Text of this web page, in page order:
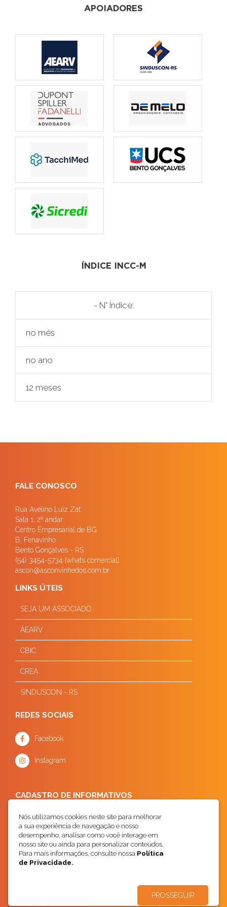
APOIADORES
ÍNDICE INCC-M
- N° Índice:
no mês
no ano
12 meses
FALE CONOSCO
Rua Avelino Luiz Zat
Sala 1, 2º andar
Centro Empresarial de BG
B. Fenavinho
Bento Gonçalves - RS
(54) 3454-5734 [whats comercial]
ascon@asconvinhedos.com.br
LINKS ÚTEIS
SEJA UM ASSOCIADO
AEARV
CBIC
CREA
SINDUSCON - RS
REDES SOCIAIS
Facebook
Instagram
CADASTRO DE INFORMATIVOS
Nós utilizamos cookies neste site para melhorar
a sua experiência de navegação e nosso
desempenho, analisar como você interage em
nosso site ou ainda para personalizar conteúdos.
Para mais informações, consulte nossa Política
de Privacidade.
PROSSEGUIR